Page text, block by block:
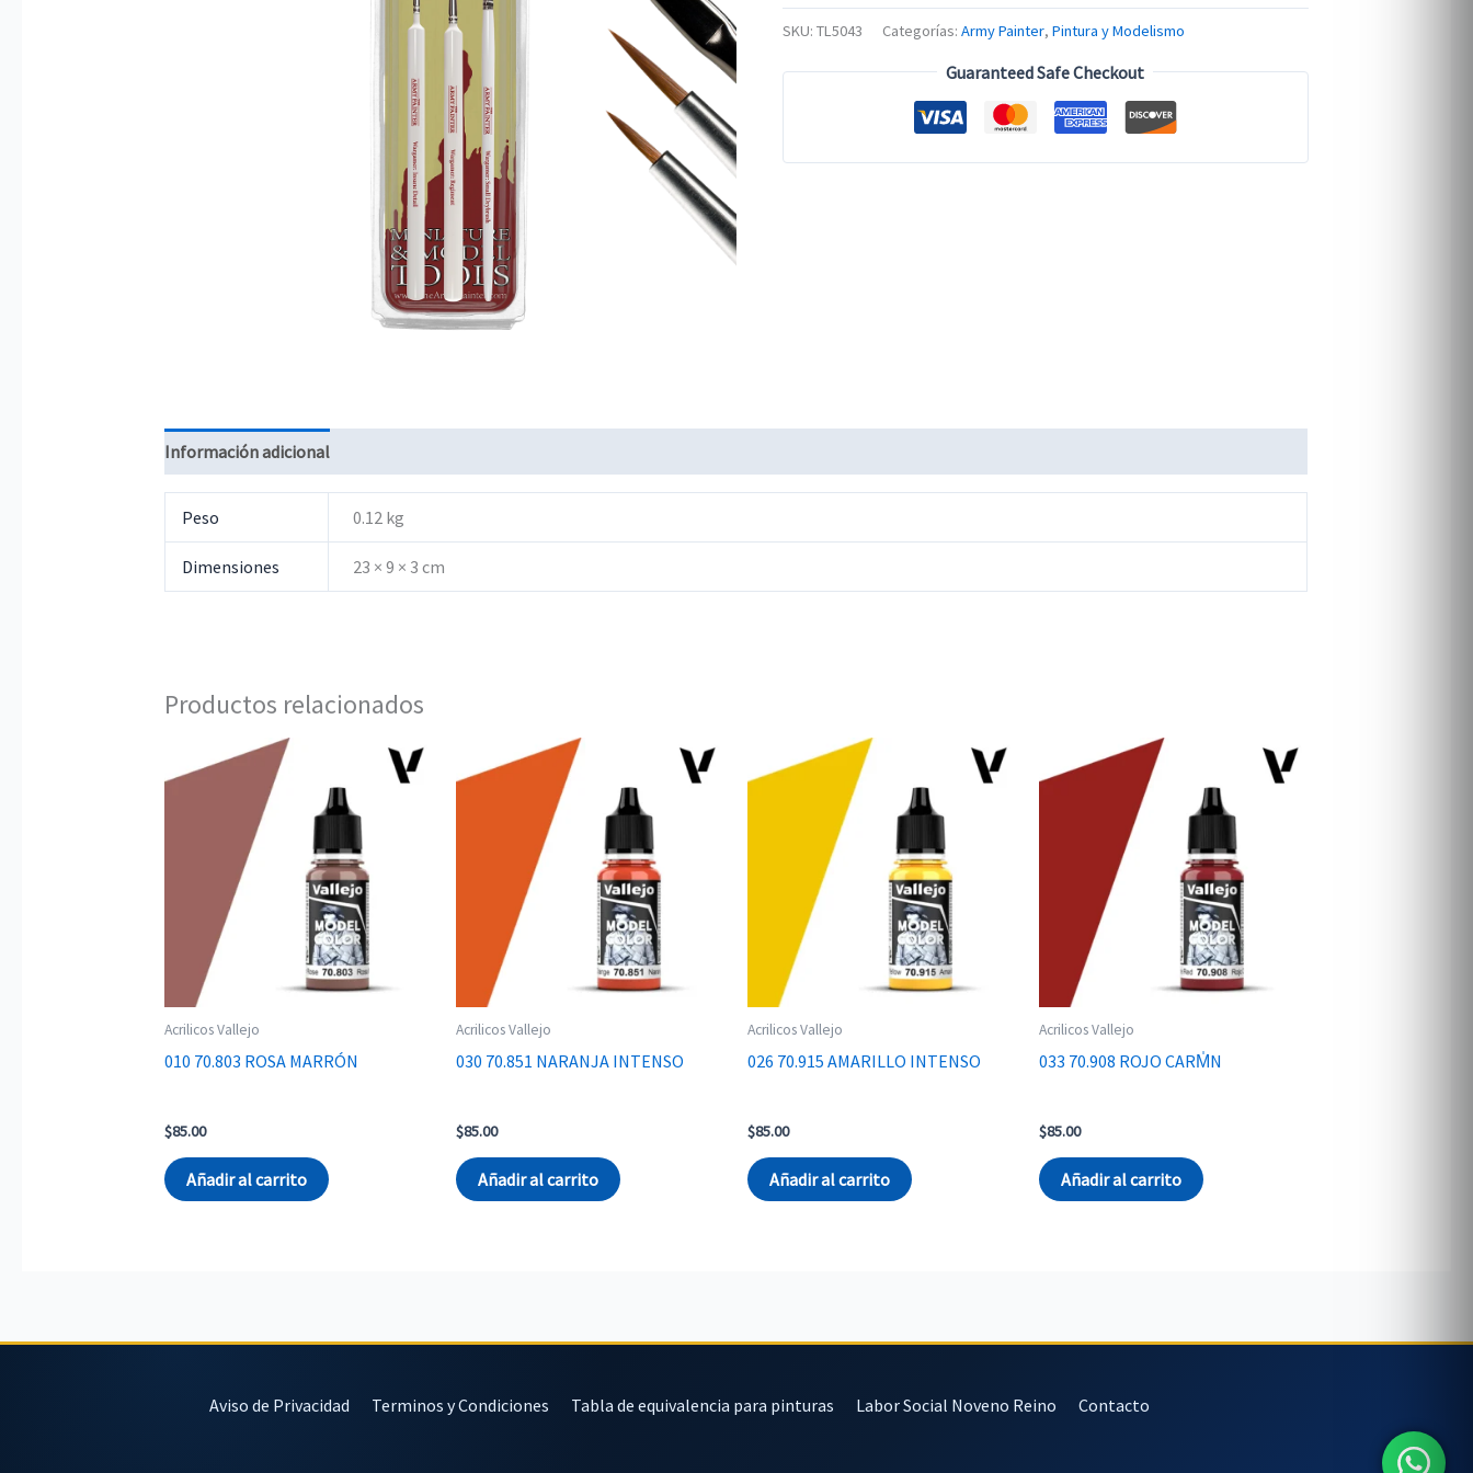
SKU: TL5043 Categorías: Army Painter, Pintura y Modelismo
Guaranteed Safe Checkout
Información adicional
Peso 0.12 kg
Dimensiones 23 × 9 × 3 cm
Productos relacionados
Acrilicos Vallejo
010 70.803 ROSA MARRÓN
$85.00
Añadir al carrito
Acrilicos Vallejo
030 70.851 NARANJA INTENSO
$85.00
Añadir al carrito
Acrilicos Vallejo
026 70.915 AMARILLO INTENSO
$85.00
Añadir al carrito
Acrilicos Vallejo
033 70.908 ROJO CARM̍N
$85.00
Añadir al carrito
Aviso de Privacidad Terminos y Condiciones Tabla de equivalencia para pinturas Labor Social Noveno Reino Contacto